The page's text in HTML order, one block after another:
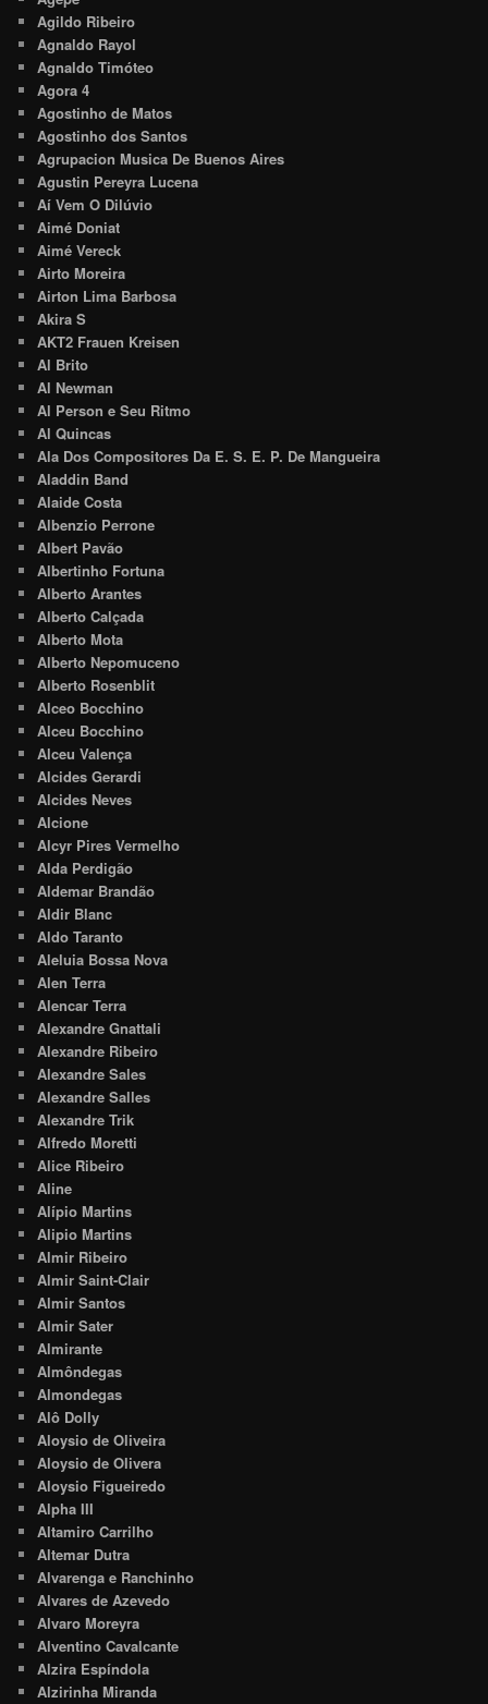
Agildo Ribeiro
Agnaldo Rayol
Agnaldo Timóteo
Agora 4
Agostinho de Matos
Agostinho dos Santos
Agrupacion Musica De Buenos Aires
Agustin Pereyra Lucena
Aí Vem O Dilúvio
Aimé Doniat
Aimé Vereck
Airto Moreira
Airton Lima Barbosa
Akira S
AKT2 Frauen Kreisen
Al Brito
Al Newman
Al Person e Seu Ritmo
Al Quincas
Ala Dos Compositores Da E. S. E. P. De Mangueira
Aladdin Band
Alaide Costa
Albenzio Perrone
Albert Pavão
Albertinho Fortuna
Alberto Arantes
Alberto Calçada
Alberto Mota
Alberto Nepomuceno
Alberto Rosenblit
Alceo Bocchino
Alceu Bocchino
Alceu Valença
Alcides Gerardi
Alcides Neves
Alcione
Alcyr Pires Vermelho
Alda Perdigão
Aldemar Brandão
Aldir Blanc
Aldo Taranto
Aleluia Bossa Nova
Alen Terra
Alencar Terra
Alexandre Gnattali
Alexandre Ribeiro
Alexandre Sales
Alexandre Salles
Alexandre Trik
Alfredo Moretti
Alice Ribeiro
Aline
Alípio Martins
Alipio Martins
Almir Ribeiro
Almir Saint-Clair
Almir Santos
Almir Sater
Almirante
Almôndegas
Almondegas
Alô Dolly
Aloysio de Oliveira
Aloysio de Olivera
Aloysio Figueiredo
Alpha III
Altamiro Carrilho
Altemar Dutra
Alvarenga e Ranchinho
Alvares de Azevedo
Alvaro Moreyra
Alventino Cavalcante
Alzira Espíndola
Alzirinha Miranda